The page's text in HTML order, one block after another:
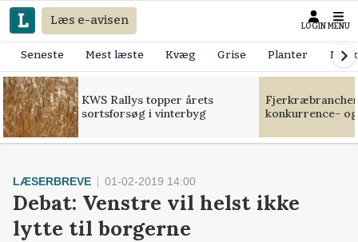
Læs e-avisen LOGIN MENU
Seneste Mest læste Kvæg Grise Planter
KWS Rallys topper årets
sortsforsøg i vinterbyg
konkurrence-
LÆSERBREVE 01-02-2019 14:00
Debat: Venstre vil helst ikke
lytte til borgerne